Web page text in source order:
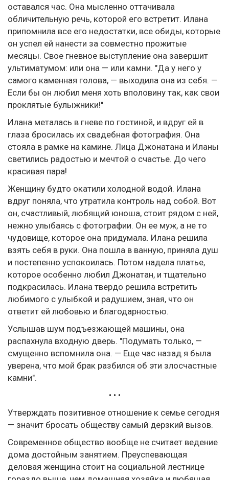
оставался час. Она мысленно оттачивала
обличительную речь, которой его встретит. Илана
припомнила все его недостатки, все обиды, которые
он успел ей нанести за совместно прожитые
месяцы. Свое гневное выступление она завершит
ультиматумом: или она — или камни. "Да у него у
самого каменная голова, — выходила она из себя. —
Если бы он любил меня хоть вполовину так, как свои
проклятые булыжники!"
Илана металась в гневе по гостиной, и вдруг ей в
глаза бросилась их свадебная фотография. Она
стояла в рамке на камине. Лица Джонатана и Иланы
светились радостью и мечтой о счастье. До чего
красивая пара!
Женщину будто окатили холодной водой. Илана
вдруг поняла, что утратила контроль над собой. Вот
он, счастливый, любящий юноша, стоит рядом с ней,
нежно улыбаясь с фотографии. Он ее муж, а не то
чудовище, которое она придумала. Илана решила
взять себя в руки. Она пошла в ванную, приняла душ
и постепенно успокоилась. Потом надела платье,
которое особенно любил Джонатан, и тщательно
подкрасилась. Илана твердо решила встретить
любимого с улыбкой и радушием, зная, что он
ответит ей любовью и благодарностью.
Услышав шум подъезжающей машины, она
распахнула входную дверь. "Подумать только, —
смущенно вспомнила она. — Еще час назад я была
уверена, что мой брак разбился об эти злосчастные
камни".
• • •
Утверждать позитивное отношение к семье сегодня
— значит бросать обществу самый дерзкий вызов.
Современное общество вообще не считает ведение
дома достойным занятием. Преуспевающая
деловая женщина стоит на социальной лестнице